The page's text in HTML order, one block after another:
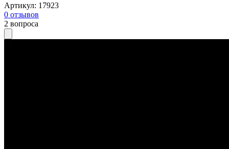
Артикул: 17923
0 отзывов
2 вопроса